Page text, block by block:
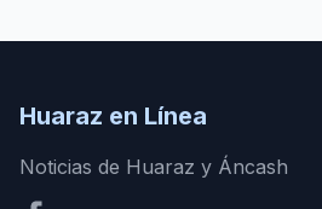
Huaraz en Línea
Noticias de Huaraz y Áncash